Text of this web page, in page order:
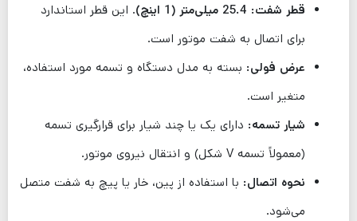
قطر شفت: 25.4 میلی‌متر (1 اینچ)
. این قطر استاندارد
برای اتصال به شفت موتور است.
عرض فولی: بسته به مدل دستگاه و تسمه مورد استفاده،
متغیر است.
شیار تسمه: دارای یک یا چند شیار برای قرارگیری تسمه
(معمولاً تسمه V شکل) و انتقال نیروی موتور.
نحوه اتصال: با استفاده از پین، خار یا پیچ به شفت متصل
می‌شود.